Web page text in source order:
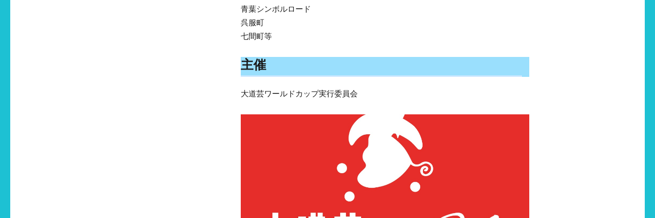
青葉シンボルロード
呉服町
七間町等
主催
大道芸ワールドカップ実行委員会